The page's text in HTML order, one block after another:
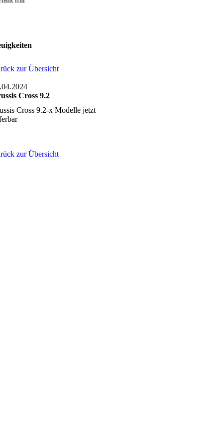
zur Übersicht
Cross 9.2
Cross 9.2-x Modelle jetzt
zur Übersicht